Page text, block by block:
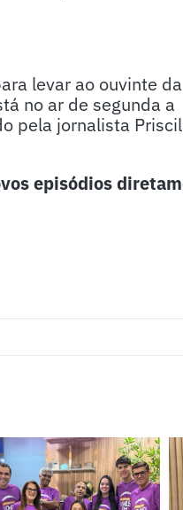
levar ao ouvinte da
no ar de segunda a
pela jornalista
episódios